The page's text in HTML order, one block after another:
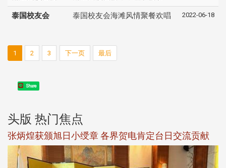
泰国校友会 泰国校友会海滩风情聚餐欢唱 2022-06-18
1 2 3 下一页 最后
Share
头版 热门焦点
张炳煌获颁旭日小绶章 各界贺电肯定台日交流贡献